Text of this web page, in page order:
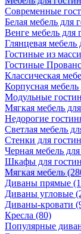
Современные
Белая мебель для
Венге мебель для
Глянцевая мебель
Гостиные из
Гостиные Прованс
Классическая
Корпусная мебель
Модульные
Мягкая мебель
Недорогие
Светлая мебель
Стенки для
Черная мебель
Шкафы для
Мягкая мебель
Диваны прямые
Диваны угловые
Диваны-кровати
Кресла (80)
Популярные